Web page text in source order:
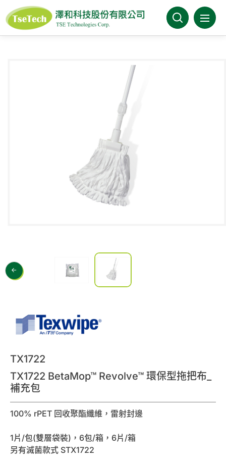
澤和科技有限公司
最新消息
代理品牌
型錄下載
聯絡我們
繁體中文
TX1722
TX1722 BetaMop™ Revolve™ 環保型拖把布_
補充包
100% rPET 回收聚酯纖維，雷射封邊
1片/包(雙層袋裝)，6包/箱，6片/箱
另有滅菌款式 STX1722